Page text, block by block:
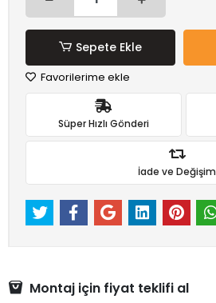
Sepete Ekle
Favorilerime ekle
Süper Hızlı Gönderi
İade ve Değişim
Montaj için fiyat teklifi al